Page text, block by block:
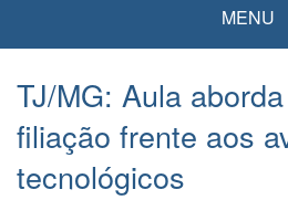
MENU
TJ/MG: Aula
filiação frente aos
tecnológicos